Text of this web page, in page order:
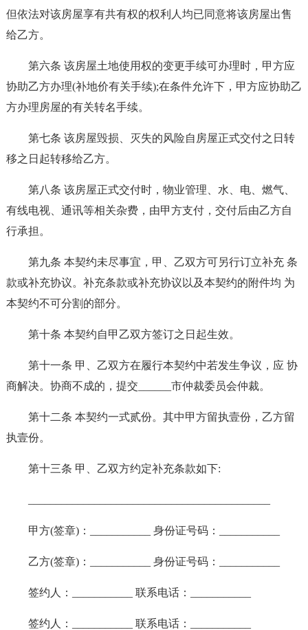
但依法对该房屋享有共有权的权利人均已同意将该房屋出售
给乙方。
第六条 该房屋土地使用权的变更手续可办理时，甲方应
协助乙方办理(补地价有关手续);在条件允许下，甲方应协助乙
方办理房屋的有关转名手续。
第七条 该房屋毁损、灭失的风险自房屋正式交付之日转
移之日起转移给乙方。
第八条 该房屋正式交付时，物业管理、水、电、燃气、
有线电视、通讯等相关杂费，由甲方支付，交付后由乙方自
行承担。
第九条 本契约未尽事宜，甲、乙双方可另行订立补充 条
款或补充协议。补充条款或补充协议以及本契约的附件均 为
本契约不可分割的部分。
第十条 本契约自甲乙双方签订之日起生效。
第十一条 甲、乙双方在履行本契约中若发生争议，应 协
商解决。协商不成的，提交______市仲裁委员会仲裁。
第十二条 本契约一式贰份。其中甲方留执壹份，乙方留
执壹份。
第十三条 甲、乙双方约定补充条款如下:
甲方(签章)：___________ 身份证号码：___________
乙方(签章)：___________ 身份证号码：___________
签约人：___________ 联系电话：___________
签约人：___________ 联系电话：___________